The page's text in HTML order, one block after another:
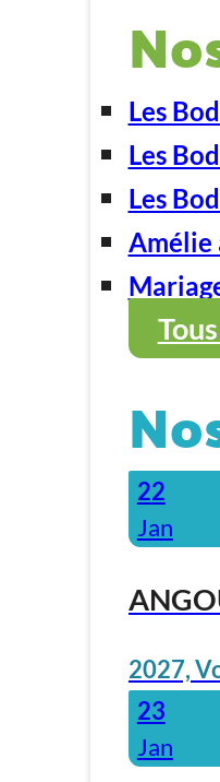
Les
Les
Les
Amélie
22
Jan
2027,
23
Jan